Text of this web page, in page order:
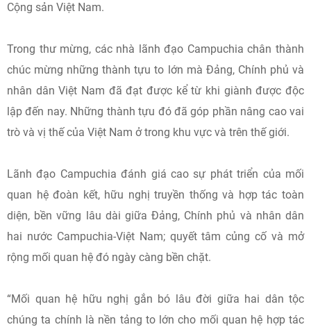
Cộng sản Việt Nam.
Trong thư mừng, các nhà lãnh đạo Campuchia chân thành
chúc mừng những thành tựu to lớn mà Đảng, Chính phủ và
nhân dân Việt Nam đã đạt được kể từ khi giành được độc
lập đến nay. Những thành tựu đó đã góp phần nâng cao vai
trò và vị thế của Việt Nam ở trong khu vực và trên thế giới.
Lãnh đạo Campuchia đánh giá cao sự phát triển của mối
quan hệ đoàn kết, hữu nghị truyền thống và hợp tác toàn
diện, bền vững lâu dài giữa Đảng, Chính phủ và nhân dân
hai nước Campuchia-Việt Nam; quyết tâm củng cố và mở
rộng mối quan hệ đó ngày càng bền chặt.
“Mối quan hệ hữu nghị gắn bó lâu đời giữa hai dân tộc
chúng ta chính là nền tảng to lớn cho mối quan hệ hợp tác